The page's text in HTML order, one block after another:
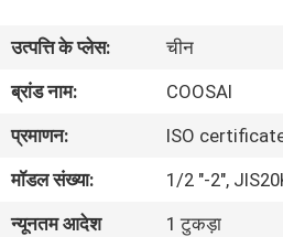
हमारे
बारे
उत्पत्ति के प्लेस:
चीन
ब्रांड नाम:
COOSAI
प्रमाणन:
ISO
मॉडल संख्या:
1/2 "-2",
न्यूनतम आदेश
1 टुकड़ा